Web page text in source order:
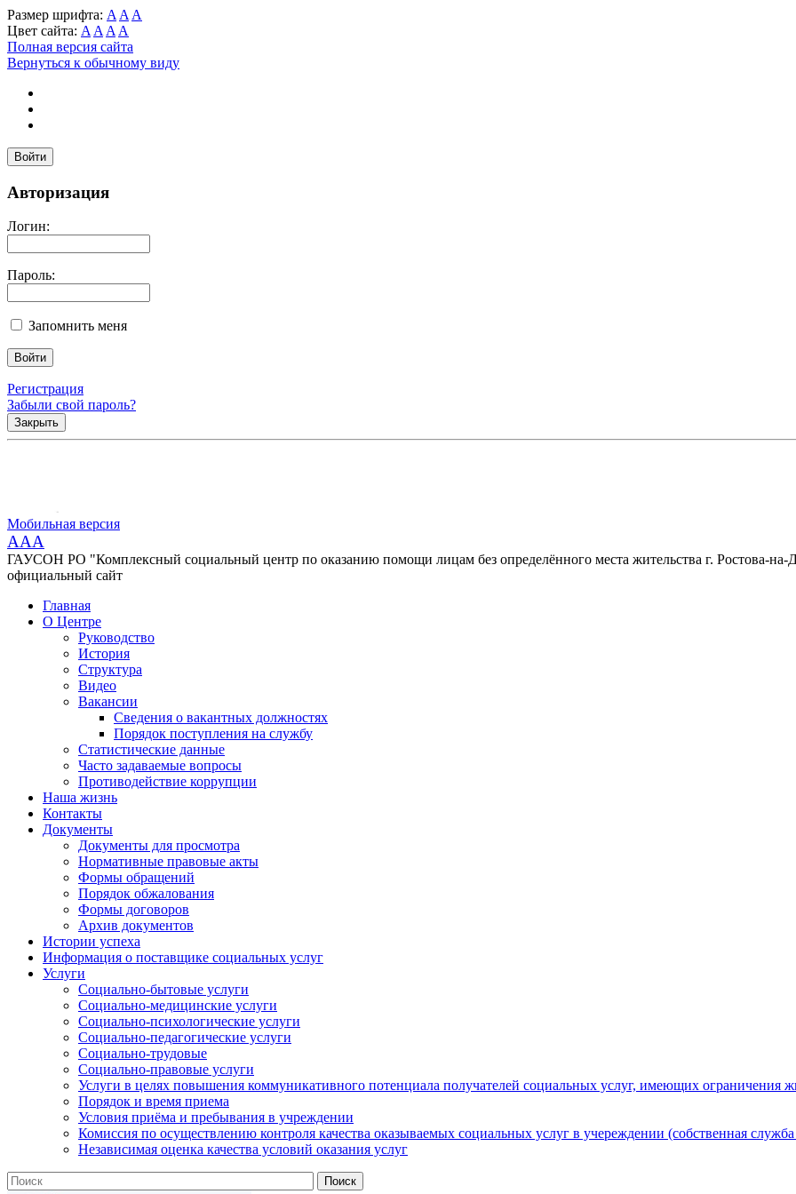
Размер шрифта: A A A
Цвет сайта: A A A A
Полная версия сайта
Вернуться к обычному виду
Войти
Авторизация
Логин:
Пароль:
Запомнить меня
Регистрация
Забыли свой пароль?
Закрыть
Мобильная версия
AAA
ГАУСОН РО "Комплексный социальный центр по оказанию помощи лицам без определённого места жительства г. Ростова-на-
официальный сайт
Главная
О Центре
Руководство
История
Структура
Видео
Вакансии
Сведения о вакантных должностях
Порядок поступления на службу
Статистические данные
Часто задаваемые вопросы
Противодействие коррупции
Наша жизнь
Контакты
Документы
Документы для просмотра
Нормативные правовые акты
Формы обращений
Порядок обжалования
Формы договоров
Архив документов
Истории успеха
Информация о поставщике социальных услуг
Услуги
Социально-бытовые услуги
Социально-медицинские услуги
Социально-психологические услуги
Социально-педагогические услуги
Социально-трудовые
Социально-правовые услуги
Услуги в целях повышения коммуникативного потенциала получателей социальных услуг, имеющих ограничения
Порядок и время приема
Условия приёма и пребывания в учреждении
Комиссия по осуществлению контроля качества оказываемых социальных услуг в учереждении (собственная
Независимая оценка качества условий оказания услуг